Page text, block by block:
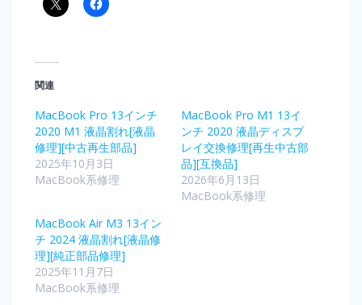
関連
MacBook Pro 13インチ
2020 M1 液晶割れ[液晶
修理][中古再生部品]
2025年10月3日
MacBook系修理
MacBook Pro M1 13イ
ンチ 2020 液晶ディスプ
レイ交換修理[再生中古部
品][互換品]
2026年6月13日
MacBook系修理
MacBook Air M3 13イン
チ 2024 液晶割れ[液晶修
理][純正部品修理]
2025年11月7日
MacBook系修理